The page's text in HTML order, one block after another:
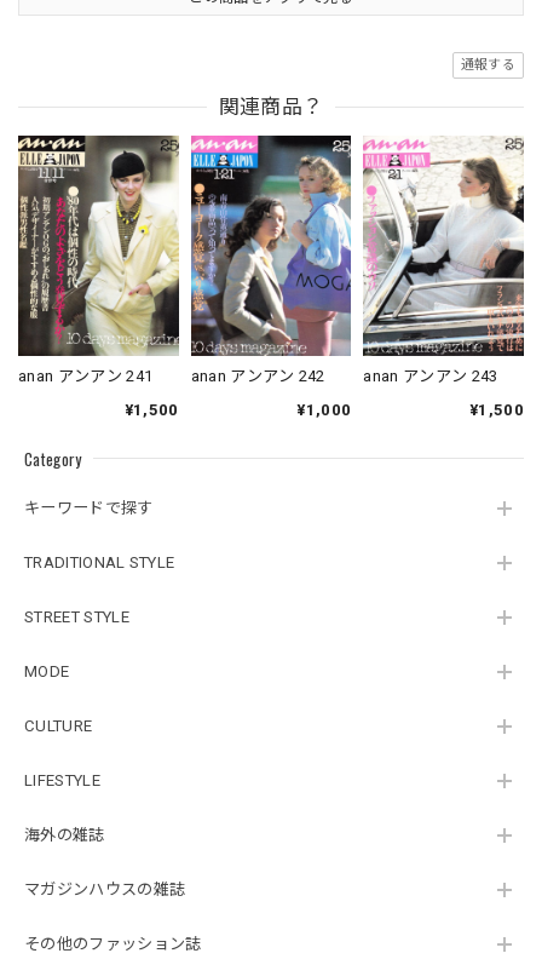
Category
キーワードで探す
TRADITIONAL STYLE
STREET STYLE
MODE
CULTURE
LIFESTYLE
海外の雑誌
マガジンハウスの雑誌
その他のファッション誌
通報する
関連商品？
anan アンアン 241
¥1,500
anan アンアン 242
¥1,000
anan アンアン 243
¥1,500